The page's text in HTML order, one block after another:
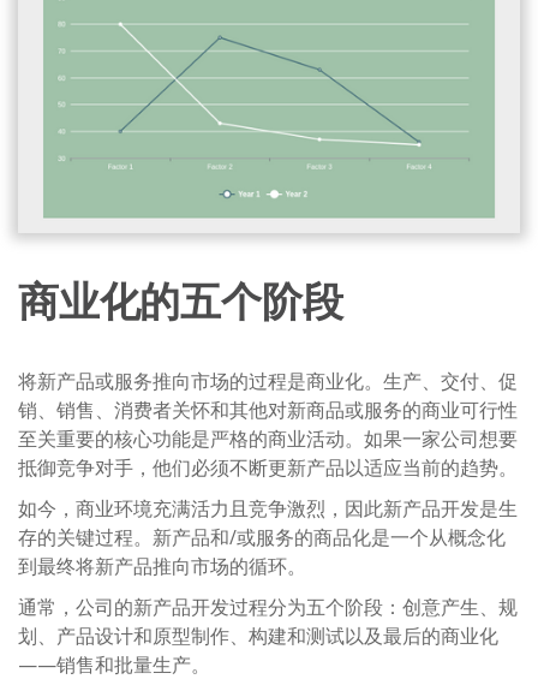
商业化的五个阶段
将新产品或服务推向市场的过程是商业化。生产、交付、促
销、销售、消费者关怀和其他对新商品或服务的商业可行性
至关重要的核心功能是严格的商业活动。如果一家公司想要
抵御竞争对手，他们必须不断更新产品以适应当前的趋势。
如今，商业环境充满活力且竞争激烈，因此新产品开发是生
存的关键过程。新产品和/或服务的商品化是一个从概念化
到最终将新产品推向市场的循环。
通常，公司的新产品开发过程分为五个阶段：创意产生、规
划、产品设计和原型制作、构建和测试以及最后的商业化
——销售和批量生产。